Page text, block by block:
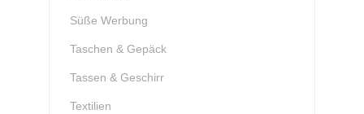
Süße Werbung
Taschen & Gepäck
Tassen & Geschirr
Textilien